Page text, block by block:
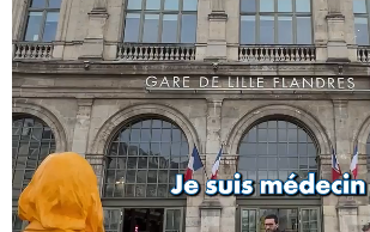
consultations de gynécologie et
Hospitalier d’Aire sur la Lys. Vous pouvez
au 03 21 88 72 14
CPEF: Accompagnement en
d’infertilité (PMA)